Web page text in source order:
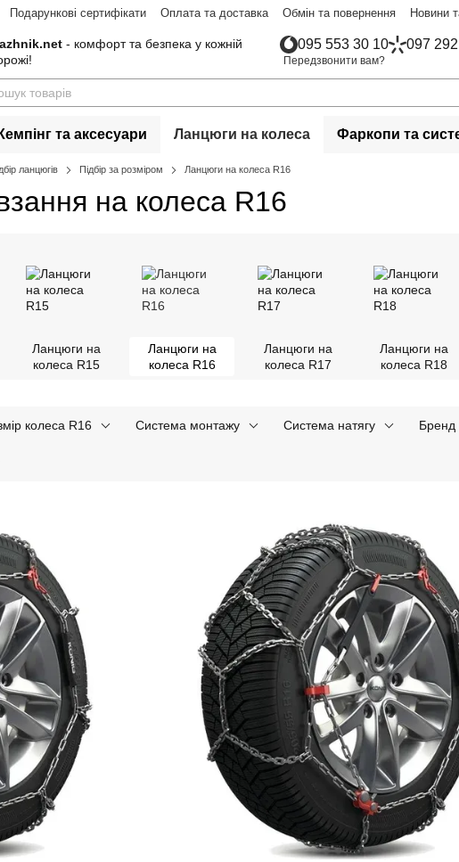
Подарункові сертифікати Оплата та доставка Обмін та повернення Новини
- комфорт та безпека у кожній
095 553 30 10 097
Передзвонити вам?
Кемпінг та аксесуари Ланцюги на колеса Фаркопи та
ланцюгів Підбір за розміром Ланцюги на колеса R16
на колеса R16
Ланцюги на
колеса R15
Ланцюги на
колеса R16
Ланцюги на
колеса R17
Ланцюги на
колеса R18
колеса R16 Система монтажу Система натягу Бренд